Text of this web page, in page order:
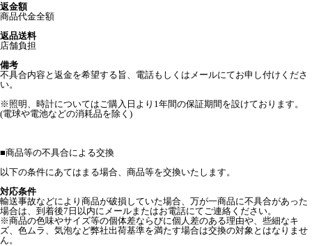
返金額
商品代金全額
返品送料
店舗負担
備考
不具合内容と返金を希望する旨、電話もしくはメールにてお申し付けくださ
い。
※照明、時計についてはご購入日より1年間の保証期間を設けております。
(電球や電池などの消耗品を除く)
■商品等の不具合による交換
以下の条件にあてはまる場合、商品等を交換いたします。
対応条件
輸送事故などにより商品が破損していた場合、万が一商品に不具合があった
場合は、到着後7日以内にメールまたはお電話にてご連絡ください。
※商品の色味やサイズ等の個体差ならびに個人差のある理由や、些細なキ
ズ、色ムラ、気泡など弊社出荷基準を満たす場合は交換の対象とはなりませ
ん。